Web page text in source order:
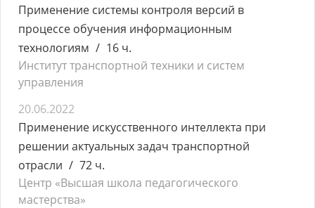
Применение системы контроля версий в
процессе обучения информационным
технологиям
16 ч.
Институт транспортной техники и систем
управления
20.06.2022
Применение искусственного интеллекта при
решении актуальных задач транспортной
отрасли
72 ч.
Центр «Высшая школа педагогического
мастерства»